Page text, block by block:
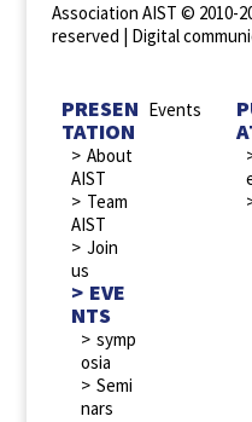
Association AIST © 2010-
reserved | Digital
PRESEN
TATION
About
AIST
Team
AIST
Join
us
EVE
NTS
symp
osia
Semi
nars
Events